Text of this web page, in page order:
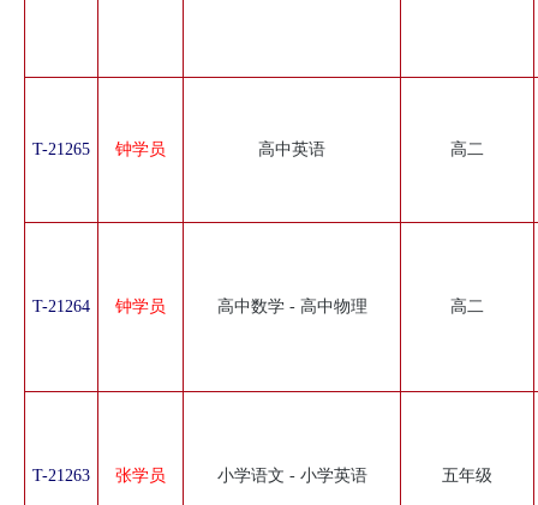
T-21265 钟学员 高中英语 高二
T-21264 钟学员 高中数学 - 高中物理 高二
T-21263 张学员 小学语文 - 小学英语 五年级